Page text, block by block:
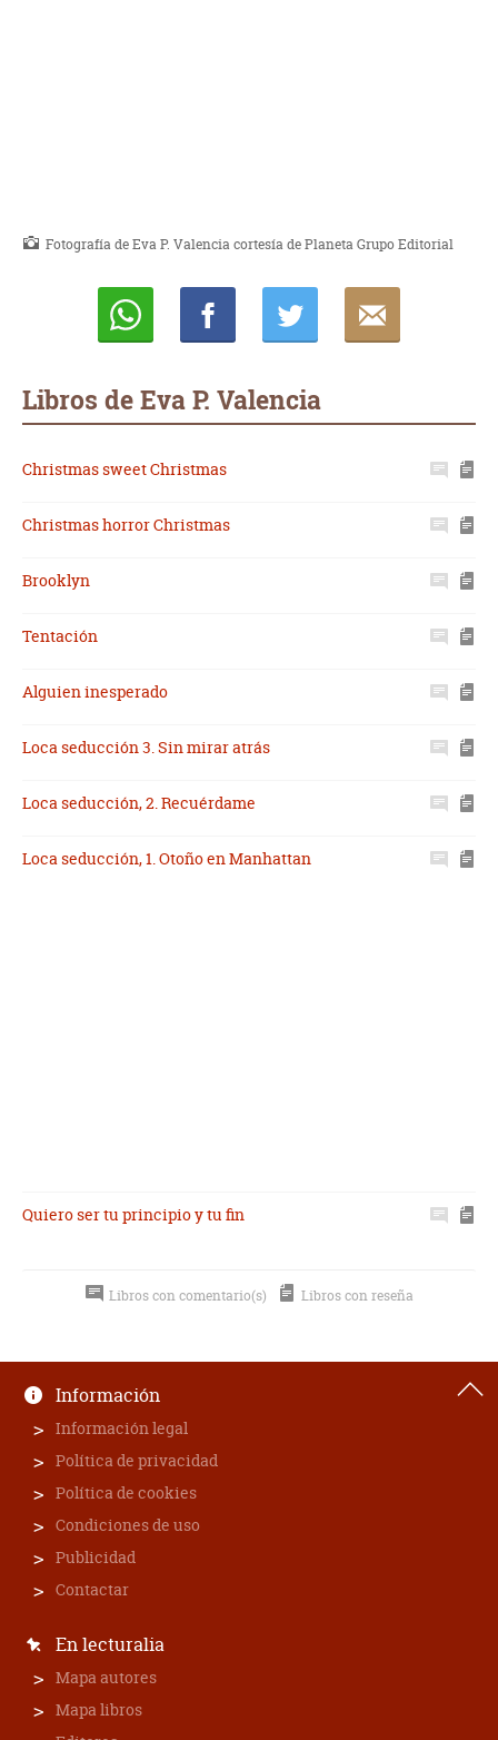
Fotografía de Eva P. Valencia cortesía de Planeta Grupo Editorial
Libros de Eva P. Valencia
Christmas sweet Christmas
Christmas horror Christmas
Brooklyn
Tentación
Alguien inesperado
Loca seducción 3. Sin mirar atrás
Loca seducción, 2. Recuérdame
Loca seducción, 1. Otoño en Manhattan
Quiero ser tu principio y tu fin
Libros con comentario(s) Libros con reseña
Información
Información legal
Política de privacidad
Política de cookies
Condiciones de uso
Publicidad
Contactar
En lecturalia
Mapa autores
Mapa libros